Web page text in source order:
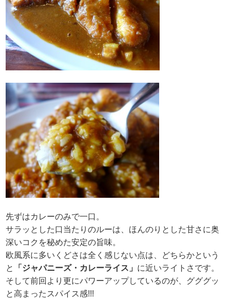
先ずはカレーのみで一口。
サラッとした口当たりのルーは、ほんのりとした甘さに奥
深いコクを秘めた安定の旨味。
欧風系に多いくどさは全く感じない点は、どちらかという
と
「ジャパニーズ・カレーライス」 に近いライトさです。
そして前回より更にパワーアップしているのが、グググッ
と高まったスパイス感!!!